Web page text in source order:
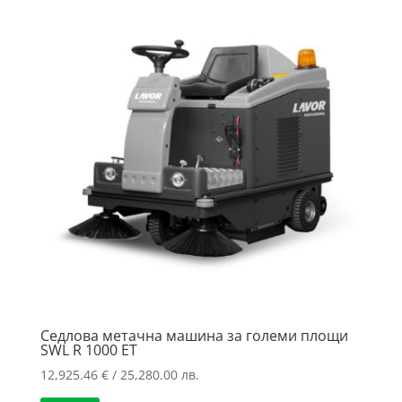
Седлова метачна машина за големи площи
SWL R 1000 ET
12,925.46 €/ 25,280.00 лв.